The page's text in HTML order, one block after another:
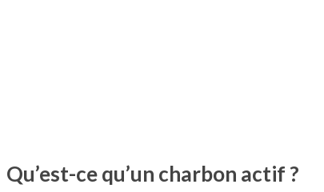
Qu’est-ce qu’un charbon actif ?